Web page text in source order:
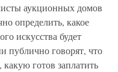
аукционных домов
определить, какое
искусства будет
публично говорят, что
готов заплатить